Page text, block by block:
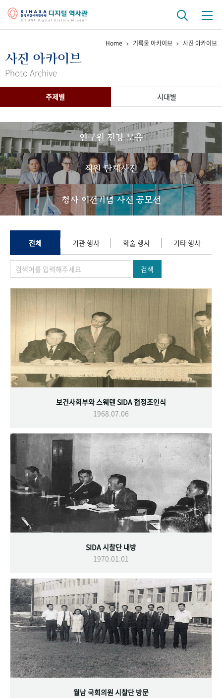
걸어온 길 기관 변천사
간행물 변천사
기록물 아카이브
사진 아카이브 문서 기록물 행정박물 영상 기록물
50+1 주년 기념
성과 50선 숫자로 보는 50년
세계와 함께 한 KIHASA
VR 역사관
Home 기록물 아카이브 사진 아카이브
사진 아카이브
Photo Archive
주제별 시대별
연구원 전경 모음
직원 단체사진
청사 이전기념 사진 공모전
전체 기관 행사 학술 행사 기타 행사
검색
보건사회부와 스웨덴 SIDA 협정조인식
1968.07.06
SIDA 시찰단 내방
1970.01.01
월남 국회의원 시찰단 방문